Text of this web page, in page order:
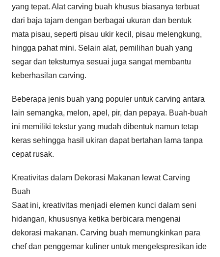
yang tepat. Alat carving buah khusus biasanya terbuat
dari baja tajam dengan berbagai ukuran dan bentuk
mata pisau, seperti pisau ukir kecil, pisau melengkung,
hingga pahat mini. Selain alat, pemilihan buah yang
segar dan teksturnya sesuai juga sangat membantu
keberhasilan carving.
Beberapa jenis buah yang populer untuk carving antara
lain semangka, melon, apel, pir, dan pepaya. Buah-buah
ini memiliki tekstur yang mudah dibentuk namun tetap
keras sehingga hasil ukiran dapat bertahan lama tanpa
cepat rusak.
Kreativitas dalam Dekorasi Makanan lewat Carving
Buah
Saat ini, kreativitas menjadi elemen kunci dalam seni
hidangan, khususnya ketika berbicara mengenai
dekorasi makanan. Carving buah memungkinkan para
chef dan penggemar kuliner untuk mengekspresikan ide